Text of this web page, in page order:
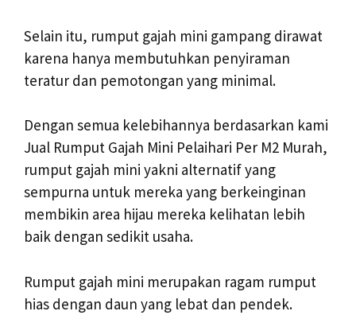
Selain itu, rumput gajah mini gampang dirawat
karena hanya membutuhkan penyiraman
teratur dan pemotongan yang minimal.
Dengan semua kelebihannya berdasarkan kami
Jual Rumput Gajah Mini Pelaihari Per M2 Murah,
rumput gajah mini yakni alternatif yang
sempurna untuk mereka yang berkeinginan
membikin area hijau mereka kelihatan lebih
baik dengan sedikit usaha.
Rumput gajah mini merupakan ragam rumput
hias dengan daun yang lebat dan pendek.